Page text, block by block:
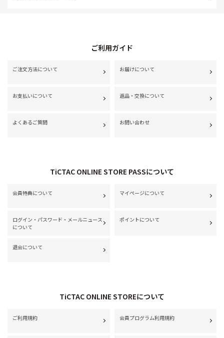
ご利用ガイド
ご注文方法について お届けについて
お支払いについて 返品・交換について
よくあるご質問 お問い合わせ
TiCTAC ONLINE STORE PASSについて
会員特典について マイページについて
ログイン・パスワード・メールニュース
について
ポイントについて
退会について
TiCTAC ONLINE STOREについて
ご利用規約 会員プログラム利用規約